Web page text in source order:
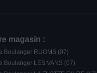
magasin :
Boulanger RUOMS (07)
Boulanger LES VANS (07)